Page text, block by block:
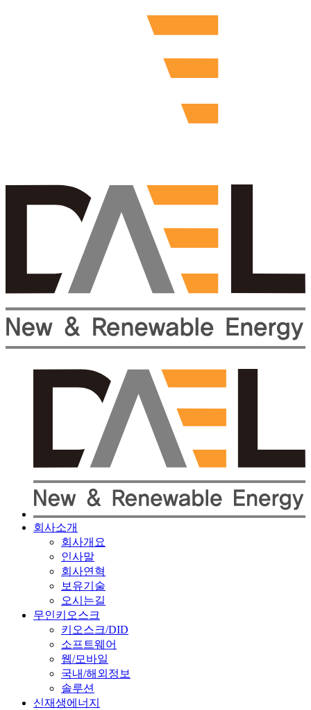
회사소개
회사개요
인사말
회사연혁
보유기술
오시는길
무인키오스크
키오스크/DID
소프트웨어
웹/모바일
국내/해외정보
솔루션
신재생에너지